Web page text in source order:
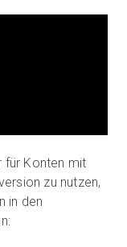
für Konten mit
zu nutzen,
in den